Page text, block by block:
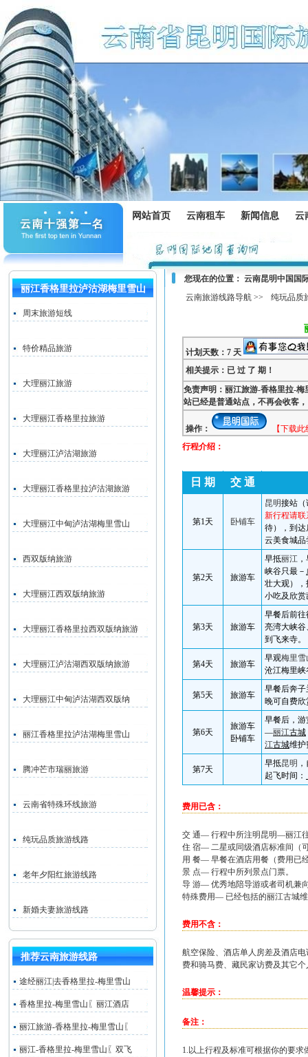
网站首页 云南租车 新闻信息 云
丽江香格里拉泸沽湖梅里雪山
周末旅游短线
特价精品旅游
大理丽江旅游
大理丽江香格里拉旅游
大理丽江泸沽湖旅游
大理丽江香格里拉泸沽湖旅游
大理丽江中甸泸沽湖梅里雪山
西双版纳旅游
大理丽江西双版纳旅游
大理丽江香格里拉西双版纳旅游
大理丽江泸沽湖西双版纳旅游
大理丽江中甸泸沽湖西双版纳
丽江香格里拉泸沽湖梅里雪山
腾冲芒市瑞丽旅游
云南省特殊环线旅游
纯玩品质旅游线路
老年夕阳红旅游线路
新婚夫妻旅游线路
推荐云南旅游线路
途经丽江|去香格里拉-梅里雪山
香格里拉-梅里雪山〖丽江酒店
丽江旅游-香格里拉-梅里雪山〖
丽江-香格里拉-梅里雪山〖双飞
您现在的位置： 云南昆明中国国
云南旅游线路导航 >>
纯玩品质
计划天数：7 天
相关提示：已 过 了 期！
免责声明：丽江旅游-香格里拉-
站已经是普通站点，不再会收客
操作：
【下载
行程介绍：
日 期 交 通
第1天 卧铺车
昆明接站（
新行程请
待），到达
云美食城品
第2天 旅游车
早抵丽江 ，
峡谷只最－
壮大观），
小吃及欣
第3天 旅游车
早餐后前
亮湾大峡
到飞来寺。
第4天 旅游车
早观梅里雪
沧江梅里
第5天 旅游车
早餐后奔子
晚可自费
第6天
旅游车
卧铺车
早餐后，游
—丽江古城
江古城维护
第7天
早抵昆明
起飞时间：
费用已含：
交 通— 行程中所注明昆明—丽江
住 宿— 二星或同级酒店标准间（
用 餐— 早餐在酒店用餐（费用已
景 点— 行程中所列景点门票。
导 游— 优秀地陪导游或者司机兼
特殊费用— 已经包括的丽江古城
费用不含：
航空保险、酒店单人房差及酒店
费和骑马费、藏民家访费及其它
温馨提示：
备注：
1.以上行程及标准可根据你的要